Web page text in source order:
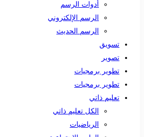
أدوات الرسم
الرسم الإلكتروني
الرسم الحديث
تسويق
تصوير
تطوير برمجيات
تطوير برمجيات
تعليم ذاتي
الكل تعليم ذاتي
الرياضيات